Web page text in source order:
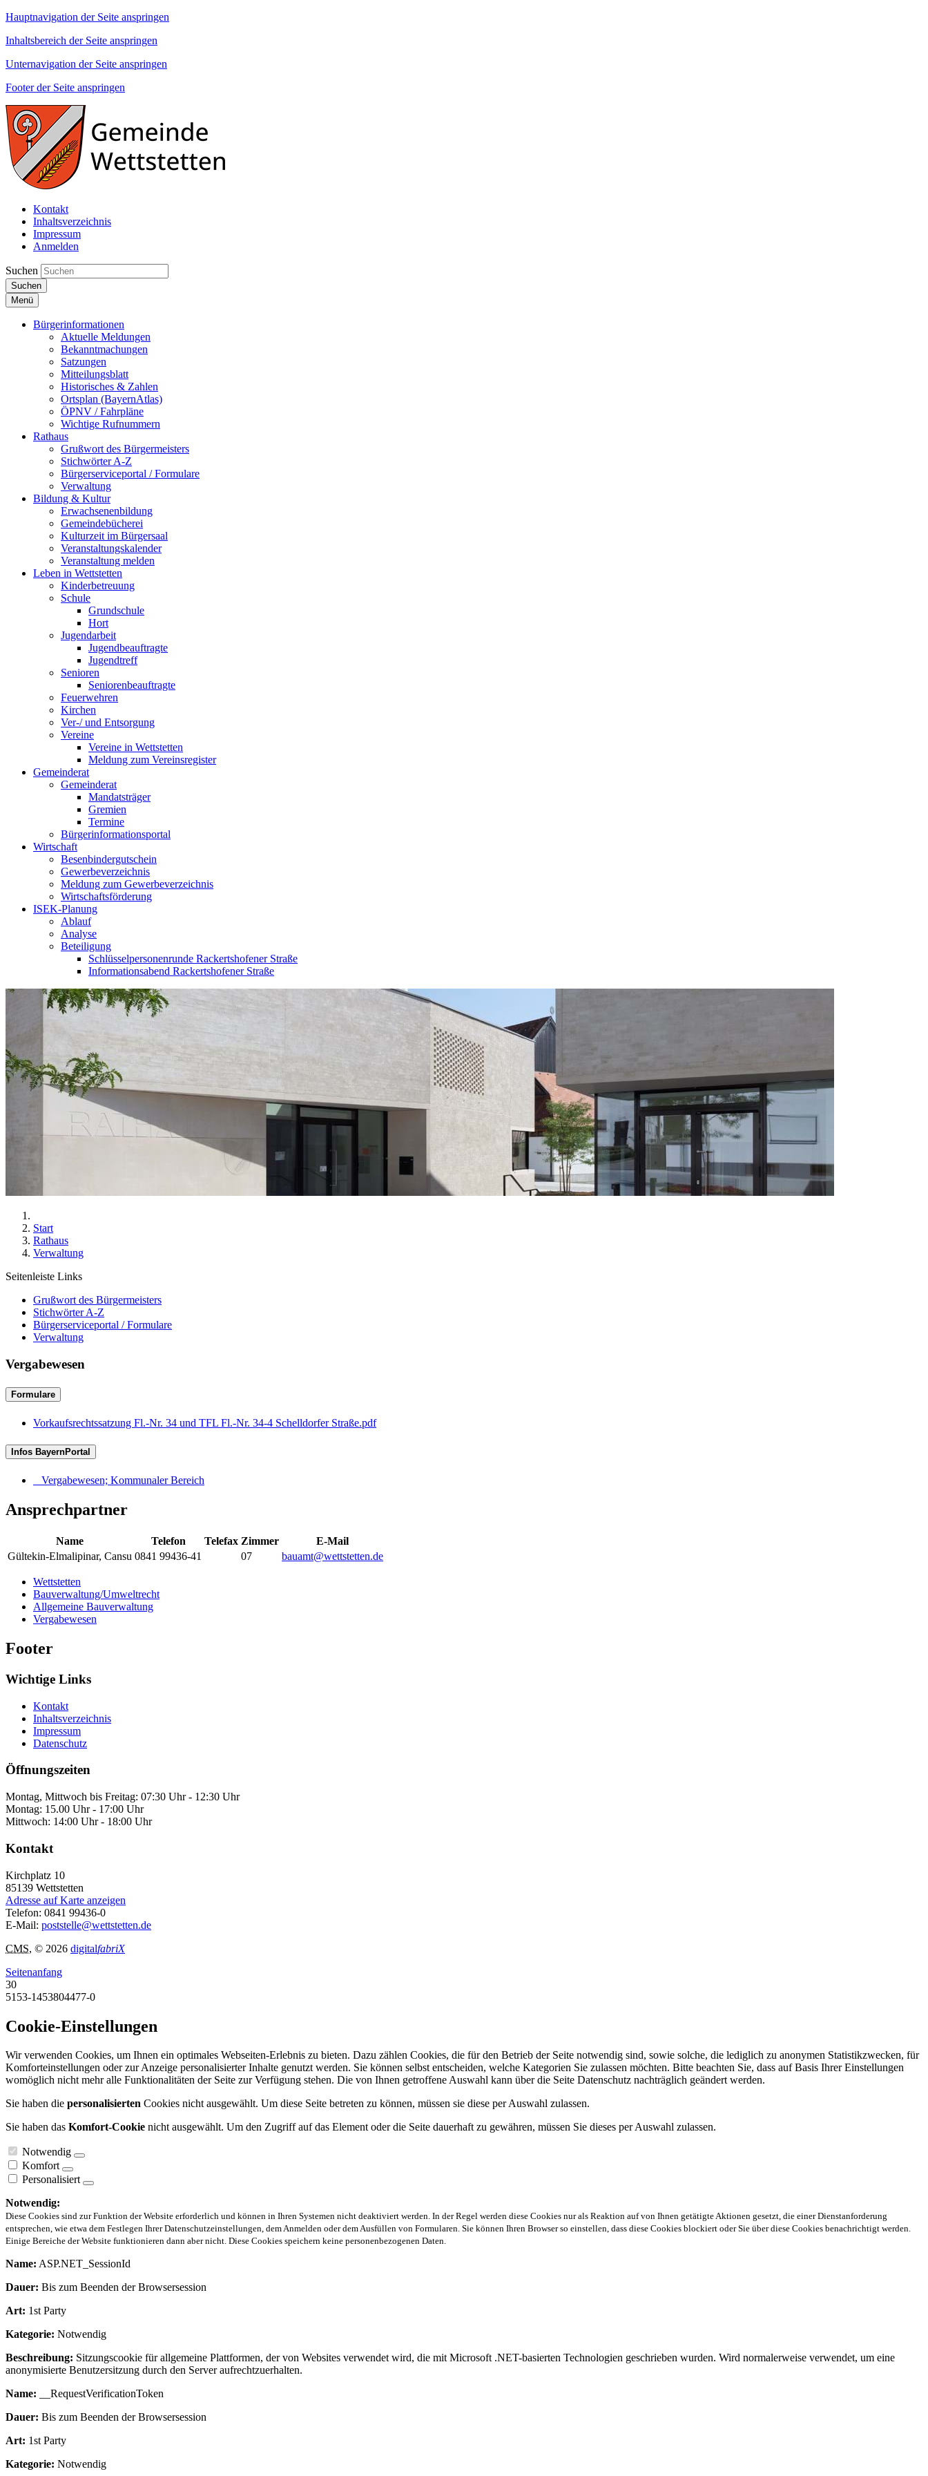
Hauptnavigation der Seite anspringen
Inhaltsbereich der Seite anspringen
Unternavigation der Seite anspringen
Footer der Seite anspringen
Kontakt
Inhaltsverzeichnis
Impressum
Anmelden
Suchen
Suchen
Menü
Bürgerinformationen
Aktuelle Meldungen
Bekanntmachungen
Satzungen
Mitteilungsblatt
Historisches & Zahlen
Ortsplan (BayernAtlas)
ÖPNV / Fahrpläne
Wichtige Rufnummern
Rathaus
Grußwort des Bürgermeisters
Stichwörter A-Z
Bürgerserviceportal / Formulare
Verwaltung
Bildung & Kultur
Erwachsenenbildung
Gemeindebücherei
Kulturzeit im Bürgersaal
Veranstaltungskalender
Veranstaltung melden
Leben in Wettstetten
Kinderbetreuung
Schule
Grundschule
Hort
Jugendarbeit
Jugendbeauftragte
Jugendtreff
Senioren
Seniorenbeauftragte
Feuerwehren
Kirchen
Ver-/ und Entsorgung
Vereine
Vereine in Wettstetten
Meldung zum Vereinsregister
Gemeinderat
Gemeinderat
Mandatsträger
Gremien
Termine
Bürgerinformationsportal
Wirtschaft
Besenbindergutschein
Gewerbeverzeichnis
Meldung zum Gewerbeverzeichnis
Wirtschaftsförderung
ISEK-Planung
Ablauf
Analyse
Beteiligung
Schlüsselpersonenrunde Rackertshofener Straße
Informationsabend Rackertshofener Straße
Start
Rathaus
Verwaltung
Seitenleiste Links
Grußwort des Bürgermeisters
Stichwörter A-Z
Bürgerserviceportal / Formulare
Verwaltung
Vergabewesen
Formulare
Vorkaufsrechtssatzung Fl.-Nr. 34 und TFL Fl.-Nr. 34-4 Schelldorfer Straße.pdf
Infos BayernPortal
Vergabewesen; Kommunaler Bereich
Ansprechpartner
Name Telefon Telefax Zimmer
E-Mail
Gültekin-Elmalipinar, Cansu 0841 99436-41 07 bauamt@wettstetten.de
Wettstetten
Bauverwaltung/Umweltrecht
Allgemeine Bauverwaltung
Vergabewesen
Footer
Wichtige Links
Kontakt
Inhaltsverzeichnis
Impressum
Datenschutz
Öffnungszeiten
Montag, Mittwoch bis Freitag: 07:30 Uhr - 12:30 Uhr
Montag: 15.00 Uhr - 17:00 Uhr
Mittwoch: 14:00 Uhr - 18:00 Uhr
Kontakt
Kirchplatz 10
85139 Wettstetten
Adresse auf Karte anzeigen
Telefon: 0841 99436-0
E-Mail: poststelle@wettstetten.de
CMS, © 2026 digitalfabriX
Seitenanfang
30
5153-1453804477-0
Cookie-Einstellungen
Wir verwenden Cookies, um Ihnen ein optimales Webseiten-Erlebnis zu bieten. Dazu zählen Cookies, die für den Betrieb der Seite notwendig sind, sowie solche, die lediglich zu anonymen Statistikzwecken, für
Komforteinstellungen oder zur Anzeige personalisierter Inhalte genutzt werden. Sie können selbst entscheiden, welche Kategorien Sie zulassen möchten. Bitte beachten Sie, dass auf Basis Ihrer Einstellungen
womöglich nicht mehr alle Funktionalitäten der Seite zur Verfügung stehen. Die von Ihnen getroffene Auswahl kann über die Seite Datenschutz nachträglich geändert werden.
Sie haben die personalisierten Cookies nicht ausgewählt. Um diese Seite betreten zu können, müssen sie diese per Auswahl zulassen.
Sie haben das Komfort-Cookie nicht ausgewählt. Um den Zugriff auf das Element oder die Seite dauerhaft zu gewähren, müssen Sie dieses per Auswahl zulassen.
Notwendig
Komfort
Personalisiert
Notwendig:
Diese Cookies sind zur Funktion der Website erforderlich und können in Ihren Systemen nicht deaktiviert werden. In der Regel werden diese Cookies nur als Reaktion auf von Ihnen getätigte Aktionen gesetzt, die einer Dienstanforderung
entsprechen, wie etwa dem Festlegen Ihrer Datenschutzeinstellungen, dem Anmelden oder dem Ausfüllen von Formularen. Sie können Ihren Browser so einstellen, dass diese Cookies blockiert oder Sie über diese Cookies benachrichtigt werden.
Einige Bereiche der Website funktionieren dann aber nicht. Diese Cookies speichern keine personenbezogenen Daten.
Name: ASP.NET_SessionId
Dauer: Bis zum Beenden der Browsersession
Art: 1st Party
Kategorie: Notwendig
Beschreibung: Sitzungscookie für allgemeine Plattformen, der von Websites verwendet wird, die mit Microsoft .NET-basierten Technologien geschrieben wurden. Wird normalerweise verwendet, um eine
anonymisierte Benutzersitzung durch den Server aufrechtzuerhalten.
Name: __RequestVerificationToken
Dauer: Bis zum Beenden der Browsersession
Art: 1st Party
Kategorie: Notwendig